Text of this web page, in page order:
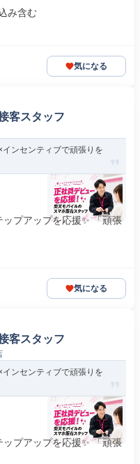
み含む
気になる
客スタッフ
ンセンティブで頑張りを
プアップを応援✨ 「頑張
気になる
客スタッフ
ンセンティブで頑張りを
プアップを応援✨ 「頑張